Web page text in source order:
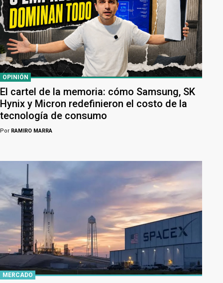
OPINIÓN
El cartel de la memoria: cómo Samsung, SK
Hynix y Micron redefinieron el costo de la
tecnología de consumo
Por RAMIRO MARRA
MERCADO